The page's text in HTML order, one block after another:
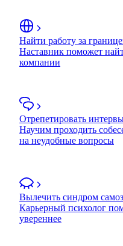
Найти работу за
Наставник поможет
компании
Отрепетировать
Научим проходить
на неудобные вопросы
Вылечить синдром
Карьерный психолог
увереннее